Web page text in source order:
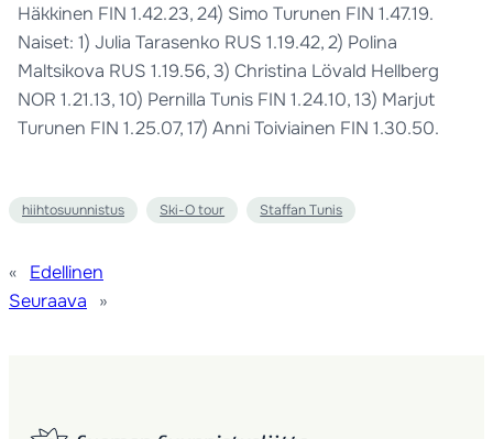
Häkkinen FIN 1.42.23, 24) Simo Turunen FIN 1.47.19.
Naiset: 1) Julia Tarasenko RUS 1.19.42, 2) Polina
Maltsikova RUS 1.19.56, 3) Christina Lövald Hellberg
NOR 1.21.13, 10) Pernilla Tunis FIN 1.24.10, 13) Marjut
Turunen FIN 1.25.07, 17) Anni Toiviainen FIN 1.30.50.
hiihtosuunnistus Ski-O tour Staffan Tunis
«
Edellinen
Seuraava
»